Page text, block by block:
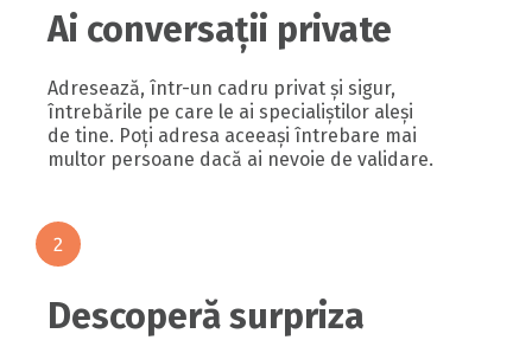
Ai conversații private
Adresează, într-un cadru privat și sigur,
întrebările pe care le ai specialiștilor aleși
de tine. Poți adresa aceeași întrebare mai
multor persoane dacă ai nevoie de validare.
Descoperă surpriza